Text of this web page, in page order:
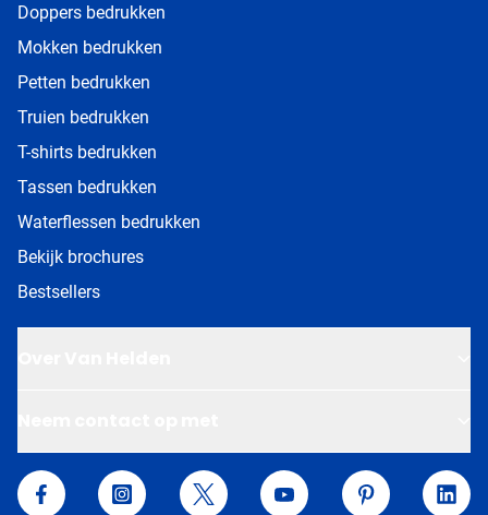
Doppers bedrukken
Mokken bedrukken
Petten bedrukken
Truien bedrukken
T-shirts bedrukken
Tassen bedrukken
Waterflessen bedrukken
Bekijk brochures
Bestsellers
Van Helden Relatiegeschenken
Facebook InstagramTwitter YouTube Pinterest